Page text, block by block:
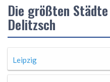
Die größten
Delitzsch
Leipzig